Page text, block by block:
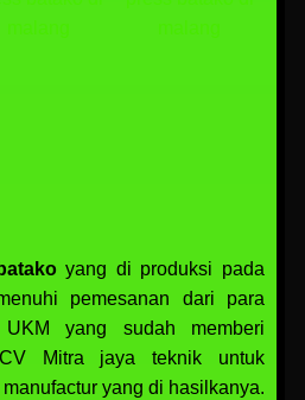
yang di produksi pada
pemesanan dari para
UKM yang sudah memberi
Mitra jaya teknik untuk
yang di hasilkanya.